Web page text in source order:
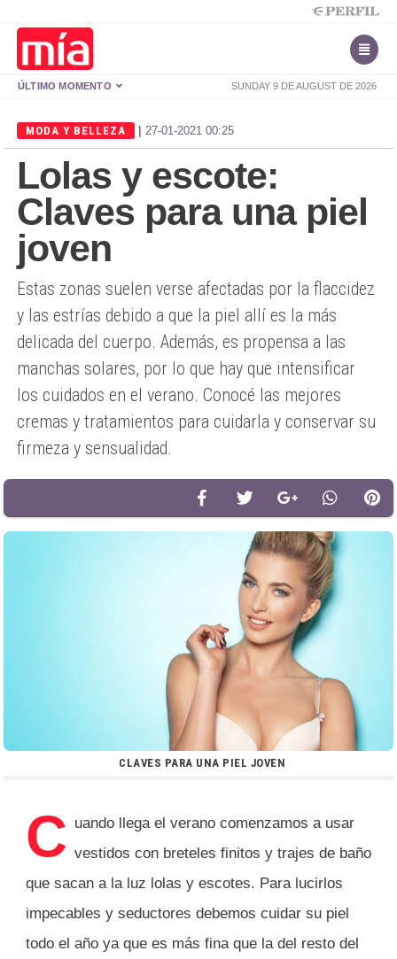
SUNDAY 9 DE AUGUST DE 2026
ÚLTIMO MOMENTO
MODA Y BELLEZA | 27-01-2021 00:25
Lolas y escote:
Claves para una piel
joven
Estas zonas suelen verse afectadas por la flaccidez
y las estrías debido a que la piel allí es la más
delicada del cuerpo. Además, es propensa a las
manchas solares, por lo que hay que intensificar
los cuidados en el verano. Conocé las mejores
cremas y tratamientos para cuidarla y conservar su
firmeza y sensualidad.
CLAVES PARA UNA PIEL JOVEN
C uando llega el verano comenzamos a usar
vestidos con breteles finitos y trajes de baño
que sacan a la luz lolas y escotes. Para lucirlos
impecables y seductores debemos cuidar su piel
todo el año ya que es más fina que la del resto del